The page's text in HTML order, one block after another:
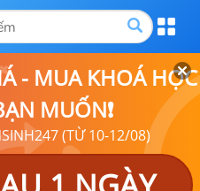
- MUA KHOÁ HỌC
MUỐN❗
(TỪ 10-12/08)